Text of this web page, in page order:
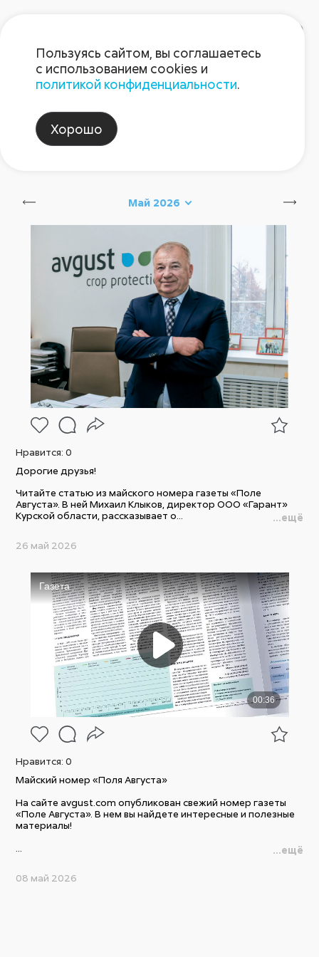
Блог Августа
Май 2026
Нравится:0
Дорогие друзья!
Читайте статью из майского номера газеты «Поле
Августа». В ней Михаил Клыков, директор ООО «Гарант»
Курской области, рассказывает о...
...ещё
26 май 2026
Нравится:0
Майский номер «Поля Августа»
На сайте avgust.com опубликован свежий номер газеты
«Поле Августа». В нем вы найдете интересные и полезные
материалы!
...ещё
08 май 2026
Пользуясь сайтом, вы соглашаетесь
с использованием cookies и
политикой конфиденциальности.
Хорошо